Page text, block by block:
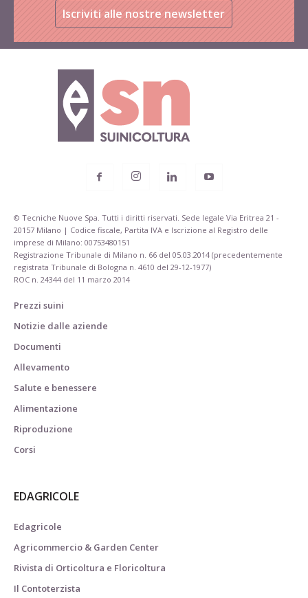
Iscriviti alle nostre newsletter
© Tecniche Nuove Spa. Tutti i diritti riservati. Sede legale Via Eritrea 21 -
20157 Milano | Codice fiscale, Partita IVA e Iscrizione al Registro delle
imprese di Milano: 00753480151
Registrazione Tribunale di Milano n. 66 del 05.03.2014 (precedentemente
registrata Tribunale di Bologna n. 4610 del 29-12-1977)
ROC n. 24344 del 11 marzo 2014
Prezzi suini
Notizie dalle aziende
Documenti
Allevamento
Salute e benessere
Alimentazione
Riproduzione
Corsi
EDAGRICOLE
Edagricole
Agricommercio & Garden Center
Rivista di Orticoltura e Floricoltura
Il Contoterzista